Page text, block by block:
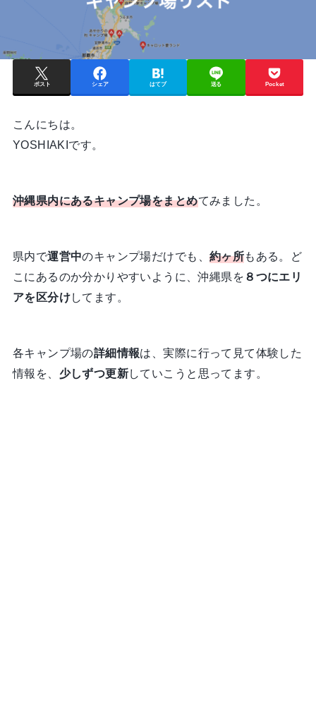
ポスト シェア はてブ 送る Pocket
こんにちは。
YOSHIAKIです。
沖縄県内にあるキャンプ場をまとめてみました。
県内で運営中のキャンプ場だけでも、 約ヶ所もある。ど
こにあるのか分かりやすいように、沖縄県を ８つにエリ
アを区分けしてます。
各キャンプ場の詳細情報は、実際に行って見て体験した
情報を、 少しずつ更新していこうと思ってます。